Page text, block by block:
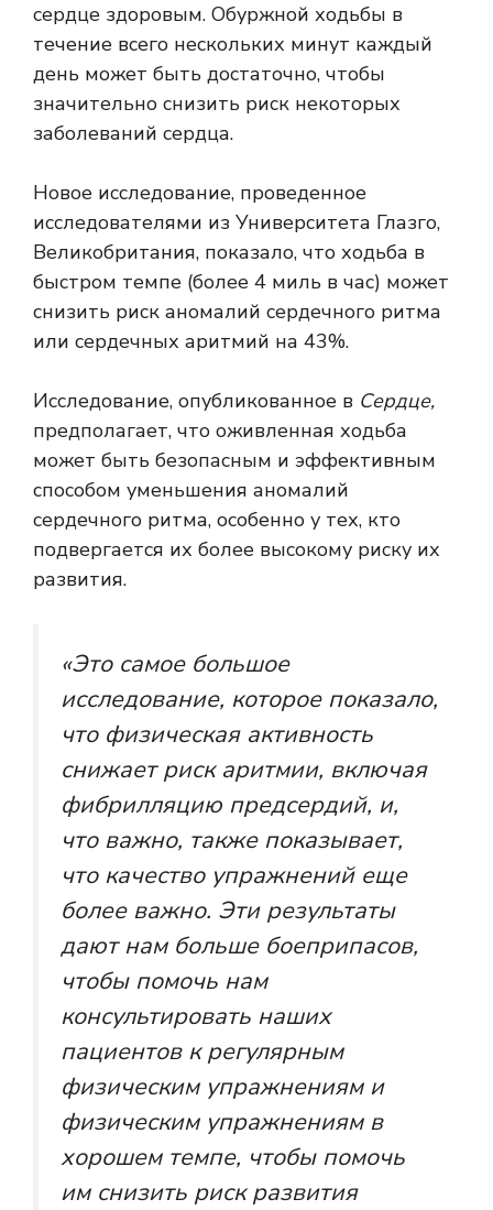
сердце здоровым. Обуржной ходьбы в
течение всего нескольких минут каждый
день может быть достаточно, чтобы
значительно снизить риск некоторых
заболеваний сердца.
Новое исследование, проведенное
исследователями из Университета Глазго,
Великобритания, показало, что ходьба в
быстром темпе (более 4 миль в час) может
снизить риск аномалий сердечного ритма
или сердечных аритмий на 43%.
Исследование, опубликованное в Сердце,
предполагает, что оживленная ходьба
может быть безопасным и эффективным
способом уменьшения аномалий
сердечного ритма, особенно у тех, кто
подвергается их более высокому риску их
развития.
«Это самое большое
исследование, которое показало,
что физическая активность
снижает риск аритмии, включая
фибрилляцию предсердий, и,
что важно, также показывает,
что качество упражнений еще
более важно. Эти результаты
дают нам больше боеприпасов,
чтобы помочь нам
консультировать наших
пациентов к регулярным
физическим упражнениям и
физическим упражнениям в
хорошем темпе, чтобы помочь
им снизить риск развития